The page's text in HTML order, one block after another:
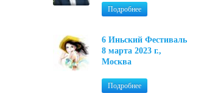
Подробнее
6 Иньский Фестиваль
8 марта 2023 г.,
Москва
Подробнее